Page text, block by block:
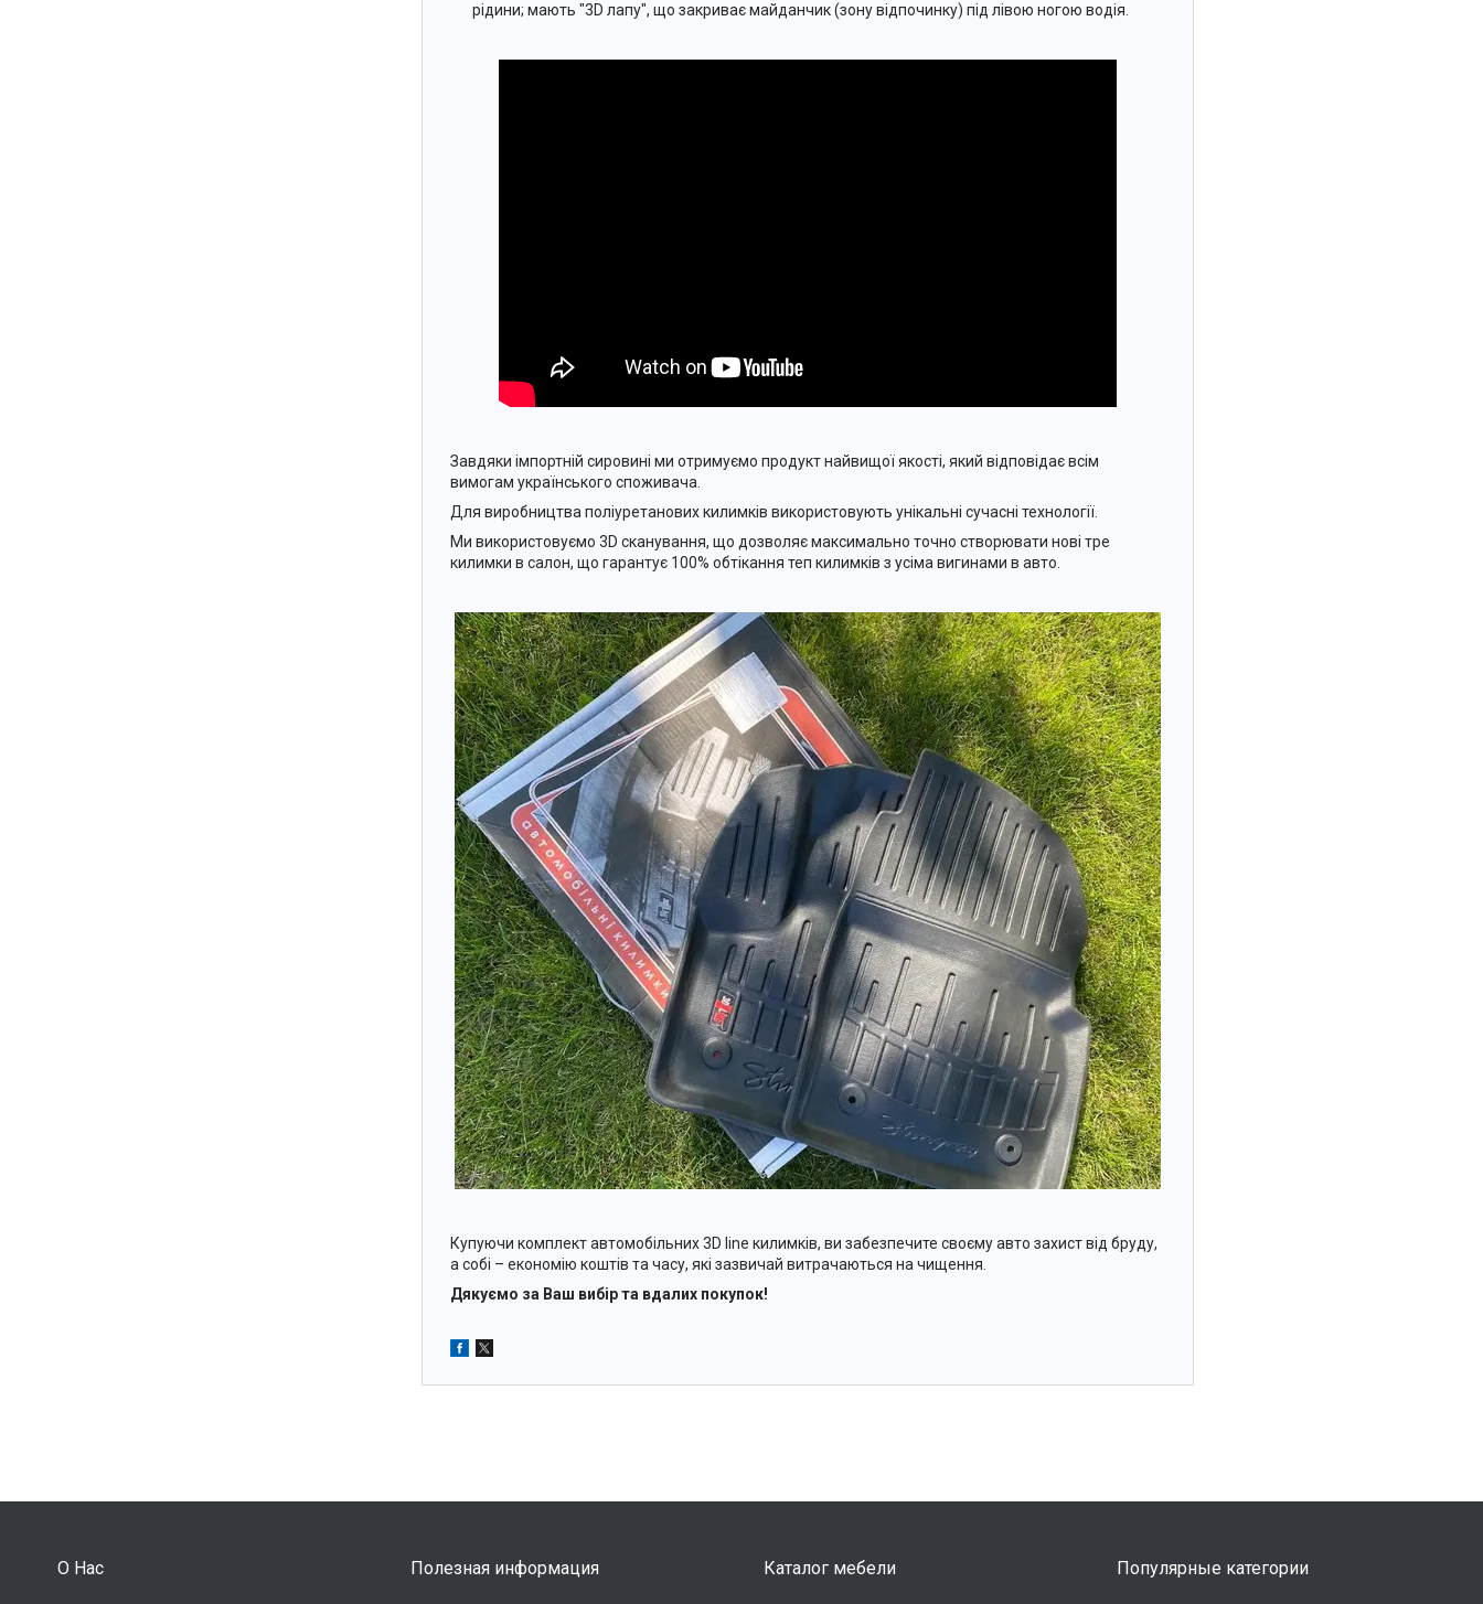
рідини; мають "3D лапу", що закриває майданчик (зону відпочинку) під лівою ногою водія.
Завдяки імпортній сировині ми отримуємо продукт найвищої якості, який відповідає всім
вимогам українського споживача.
Для виробництва поліуретанових килимків використовують унікальні сучасні технології.
Ми використовуємо 3D сканування, що дозволяє максимально точно створювати нові тре
килимки в салон, що гарантує 100% обтікання теп килимків з усіма вигинами в авто.
Купуючи комплект автомобільних 3D line килимків, ви забезпечите своєму авто захист від бруду,
а собі – економію коштів та часу, які зазвичай витрачаються на чищення.
Дякуємо за Ваш вибір та вдалих покупок!
О Нас Полезная информация Каталог мебели Популярные категории